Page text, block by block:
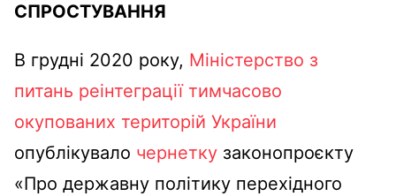
СПРОСТУВАННЯ
В грудні 2020 року, Міністерство з
питань реінтеграції тимчасово
окупованих територій України
опублікувало чернетку законопроєкту
«Про державну політику перехідного